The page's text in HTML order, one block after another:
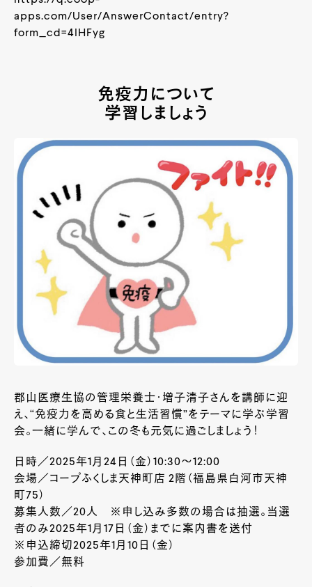
apps.com/User/AnswerContact/entry?
form_cd=4lHFyg
免疫力について
学習しましょう
郡山医療生協の管理栄養士・増子清子さんを講師に迎
え、“免疫力を高める食と生活習慣”をテーマに学ぶ学習
会。一緒に学んで、この冬も元気に過ごしましょう！
日時／2025年1月24日（金）10:30～12:00
会場／コープふくしま天神町店 2階（福島県白河市天神
町75）
募集人数／20人 ※申し込み多数の場合は抽選。当選
者のみ2025年1月17日（金）までに案内書を送付
※申込締切2025年1月10日（金）
参加費／無料